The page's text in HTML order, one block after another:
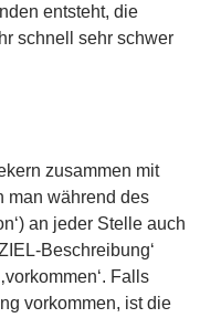
entsteht, die
schnell sehr schwer
zusammen mit
man während des
an jeder Stelle auch
Beschreibung‘
Falls
vorkommen, ist die